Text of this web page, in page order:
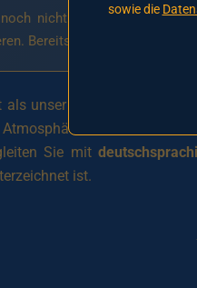
noch nicht eröffnet.Tragen
Bereits verfügbar: unser
als unser zukünftiges
und ein
Sie mit
ist.
sowie die